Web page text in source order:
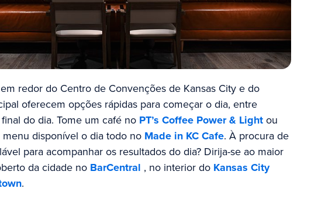
redor do Centro de Convenções de Kansas City e do
oferecem opções rápidas para começar o dia, entre
do dia. Tome um café no PT’s Coffee Power & Lightou
disponível o dia todo no Made in KC Cafe. À procura de
para acompanhar os resultados do dia? Dirija-se ao maior
da cidade no BarCentral , no interior do Kansas City
.